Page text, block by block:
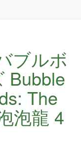
ブルボ
Bubble
The
泡龍 4